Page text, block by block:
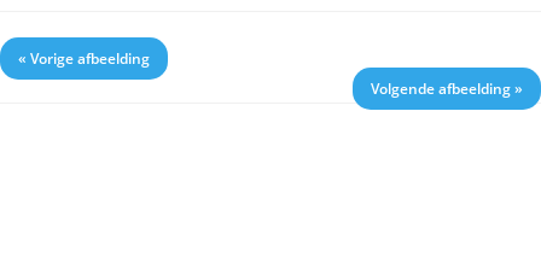
« Vorige afbeelding
Volgende afbeelding »